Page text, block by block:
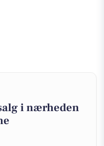
i nærheden